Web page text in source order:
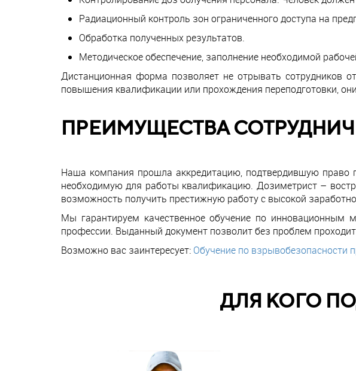
Радиационный контроль зон ограниченного доступа на
Обработка полученных результатов.
Методическое обеспечение, заполнение необходимой
Дистанционная форма позволяет не отрывать сотрудников
повышения квалификации или прохождения переподготовки,
ПРЕИМУЩЕСТВА
Наша компания прошла аккредитацию, подтвердившую право
необходимую для работы квалификацию. Дозиметрист –
возможность получить престижную работу с высокой
Мы гарантируем качественное обучение по инновационным
профессии. Выданный документ позволит без проблем
Возможно вас заинтересует: Обучение по взрывобезопасности
ДЛЯ КОГО